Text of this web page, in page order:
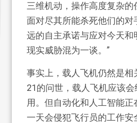
三维机动，操作高度复杂的
面对尽其所能杀死他们的对
远的自主承诺与应对今天和
现实威胁混为一谈。”
事实上，载人飞机仍然是相
21的问世，载人飞机应该
用。但自动化和人工智能正
一天会侵犯飞行员的工作安